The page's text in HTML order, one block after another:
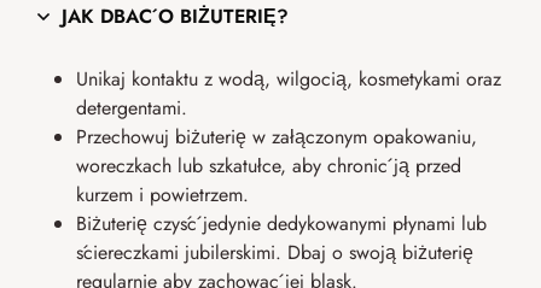
JAK DBAĆ O BIŻUTERIĘ?
Unikaj kontaktu z wodą, wilgocią, kosmetykami oraz
detergentami.
Przechowuj biżuterię w załączonym opakowaniu,
woreczkach lub szkatułce, aby chronić ją przed
kurzem i powietrzem.
Biżuterię czyść jedynie dedykowanymi płynami lub
ściereczkami jubilerskimi. Dbaj o swoją biżuterię
regularnie aby zachować jej blask.